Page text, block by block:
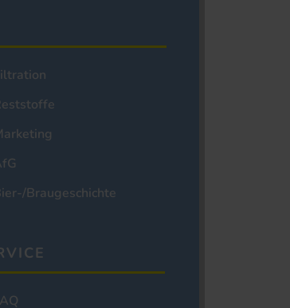
Braugeschichte